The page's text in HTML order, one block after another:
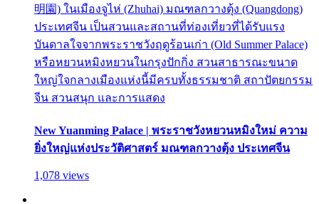
明園) ในเมืองจูไห่ (Zhuhai) มณฑลกวางตุ้ง (Quangdong)
ประเทศจีน เป็นสวนและสถานที่ท่องเที่ยวที่ได้รับแรง
บันดาลใจจากพระราชวังฤดูร้อนเก่า (Old Summer Palace)
หรือหยวนหมิงหยวนในกรุงปักกิ่ง สวนสาธารณะขนาด
ใหญ่ใจกลางเมืองแห่งนี้มีครบทั้งธรรมชาติ สถาปัตยกรรม
จีน สวนสนุก และการแสดง
New Yuanming Palace | พระราชวังหยวนหมิงใหม่ ความ
ยิ่งใหญ่แห่งประวัติศาสตร์ มณฑลกวางตุ้ง ประเทศจีน
1,078 views